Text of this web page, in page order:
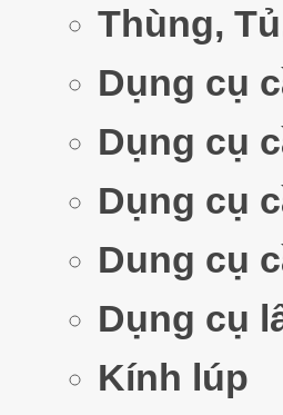
Thùng,
Dụng cụ
Dụng cụ
Dụng cụ
Dung cụ
Dụng cụ
Kính lúp